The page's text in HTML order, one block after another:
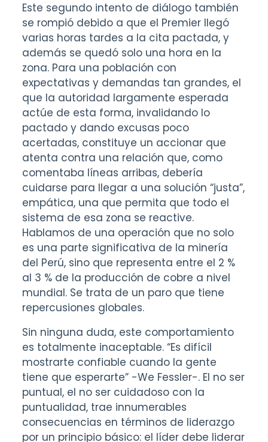
Este segundo intento de diálogo también
se rompió debido a que el Premier llegó
varias horas tardes a la cita pactada, y
además se quedó solo una hora en la
zona. Para una población con
expectativas y demandas tan grandes, el
que la autoridad largamente esperada
actúe de esta forma, invalidando lo
pactado y dando excusas poco
acertadas, constituye un accionar que
atenta contra una relación que, como
comentaba líneas arribas, debería
cuidarse para llegar a una solución “justa”,
empática, una que permita que todo el
sistema de esa zona se reactive.
Hablamos de una operación que no solo
es una parte significativa de la minería
del Perú, sino que representa entre el 2 %
al 3 % de la producción de cobre a nivel
mundial. Se trata de un paro que tiene
repercusiones globales.
Sin ninguna duda, este comportamiento
es totalmente inaceptable. “Es difícil
mostrarte confiable cuando la gente
tiene que esperarte” -We Fessler-. El no ser
puntual, el no ser cuidadoso con la
puntualidad, trae innumerables
consecuencias en términos de liderazgo
por un principio básico: el líder debe liderar